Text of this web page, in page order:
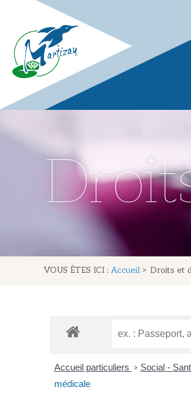
VOUS ÊTES ICI : Accueil > Droits et
Accueil particuliers > Social -
médicale